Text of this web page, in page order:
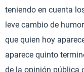
teniendo en cuenta
leve cambio de
que quien hoy
aparece quinto
de la opinión pública